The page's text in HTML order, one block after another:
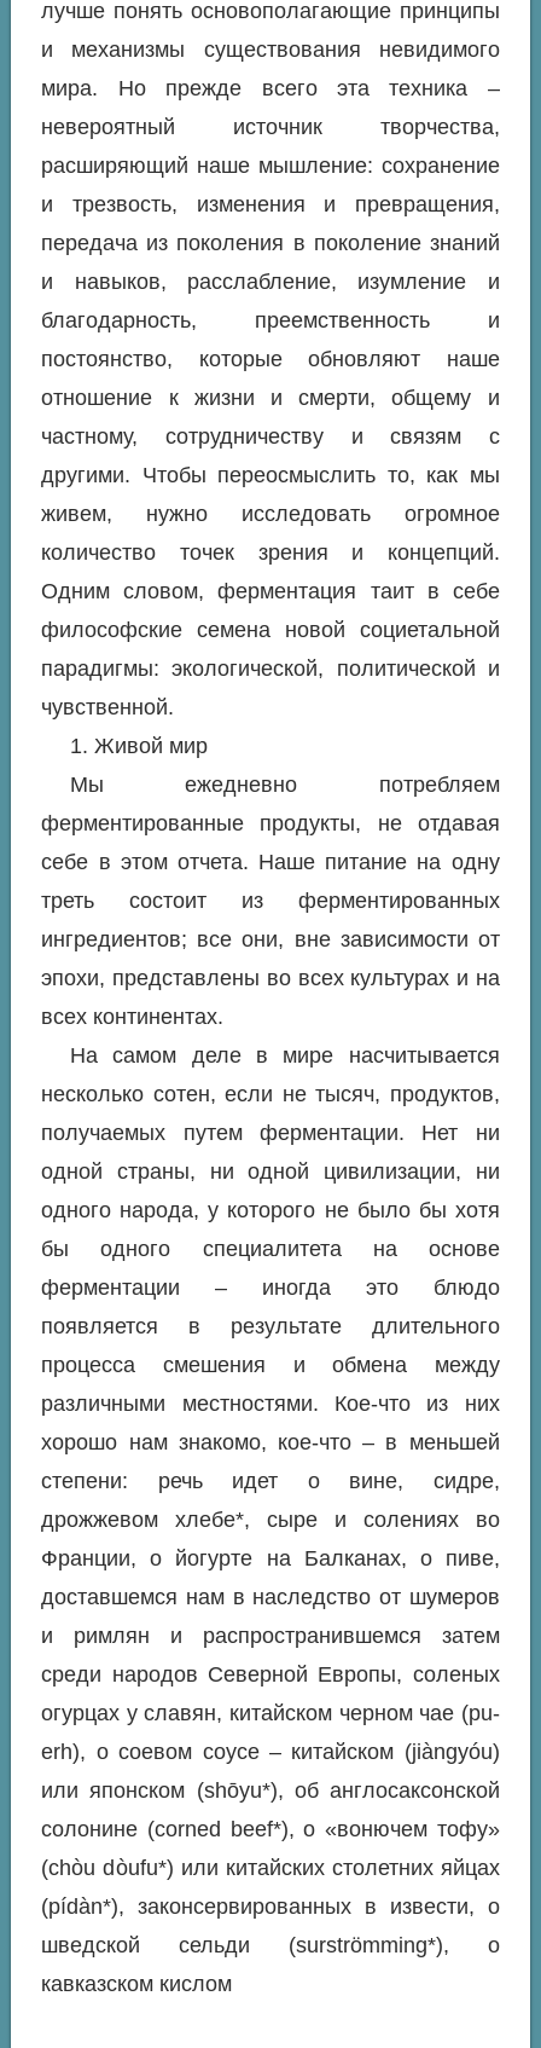
лучше понять основополагающие принципы
и механизмы существования невидимого
мира. Но прежде всего эта техника –
невероятный источник творчества,
расширяющий наше мышление: сохранение
и трезвость, изменения и превращения,
передача из поколения в поколение знаний
и навыков, расслабление, изумление и
благодарность, преемственность и
постоянство, которые обновляют наше
отношение к жизни и смерти, общему и
частному, сотрудничеству и связям с
другими. Чтобы переосмыслить то, как мы
живем, нужно исследовать огромное
количество точек зрения и концепций.
Одним словом, ферментация таит в себе
философские семена новой социетальной
парадигмы: экологической, политической и
чувственной.
1. Живой мир
Мы ежедневно потребляем
ферментированные продукты, не отдавая
себе в этом отчета. Наше питание на одну
треть состоит из ферментированных
ингредиентов; все они, вне зависимости от
эпохи, представлены во всех культурах и на
всех континентах.
На самом деле в мире насчитывается
несколько сотен, если не тысяч, продуктов,
получаемых путемферментации. Нет ни
одной страны, ни одной цивилизации, ни
одного народа, у которого не было бы хотя
бы одного специалитета на основе
ферментации – иногда это блюдо
появляется в результате длительного
процесса смешения и обмена между
различными местностями. Кое-что из них
хорошо нам знакомо, кое-что – в меньшей
степени: речь идет о вине, сидре,
дрожжевом хлебе*, сыре и солениях во
Франции, о йогурте на Балканах, о пиве,
доставшемся нам в наследство от шумеров
и римлян и распространившемся затем
среди народов Северной Европы, соленых
огурцах у славян, китайском черном чае (pu-
erh), о соевом соусе – китайском (jiàngyóu)
или японском (shōyu*), об англосаксонской
солонине (corned beef*), о «вонючем тофу»
(chòu dòufu*) или китайских столетних яйцах
(pídàn*), законсервированных в извести, о
шведской сельди (surströmming*), о
кавказском кислом